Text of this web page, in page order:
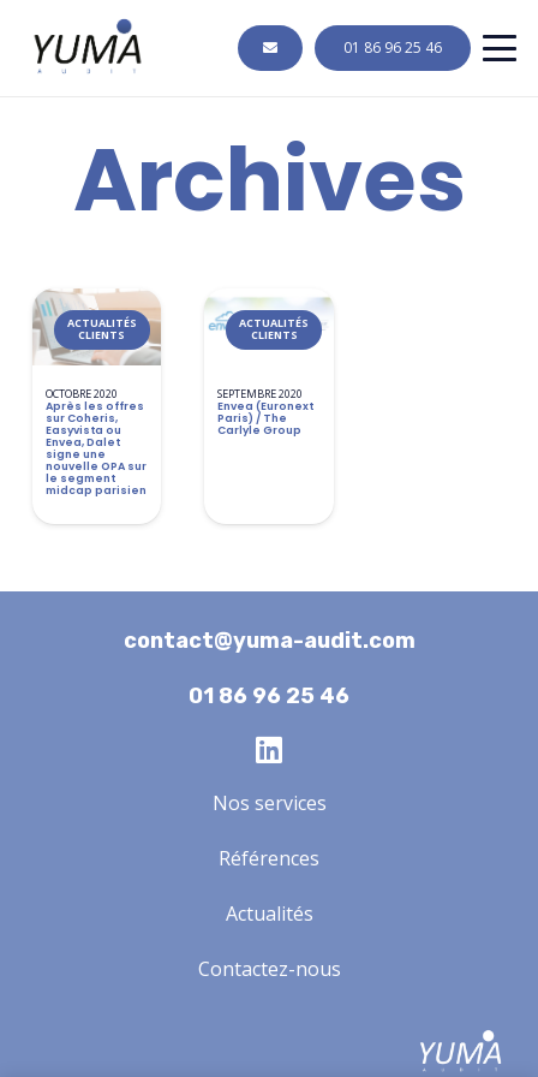
01 86 96 25 46
Archives
ACTUALITÉS
CLIENTS
OCTOBRE 2020
Après les offres
sur Coheris,
Easyvista ou
Envea, Dalet
signe une
nouvelle OPA sur
le segment
midcap parisien
ACTUALITÉS
CLIENTS
SEPTEMBRE 2020
Envea (Euronext
Paris) / The
Carlyle Group
01 86 96 25 46
contact@yuma-audit.com
Nos services
Références
Actualités
Contactez-nous